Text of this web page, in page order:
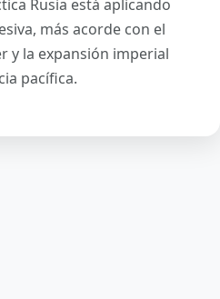
Rusia está aplicando
más acorde con el
y la expansión imperial
pacífica.